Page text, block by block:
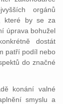
orgánů
které by se za
úprava bohužel
dostát
patří podíl nebo
do značné
konání valné
smyslu a